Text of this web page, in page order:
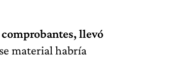
llevó
material habría